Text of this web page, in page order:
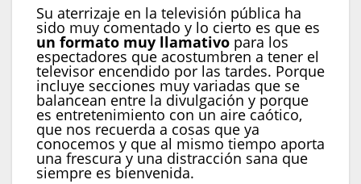
Su aterrizaje en la televisión pública ha
sido muy comentado y lo cierto es que es
un formato muy llamativo para los
espectadores que acostumbren a tener el
televisor encendido por las tardes. Porque
incluye secciones muy variadas que se
balancean entre la divulgación y porque
es entretenimiento con un aire caótico,
que nos recuerda a cosas que ya
conocemos y que al mismo tiempo aporta
una frescura y una distracción sana que
siempre es bienvenida.